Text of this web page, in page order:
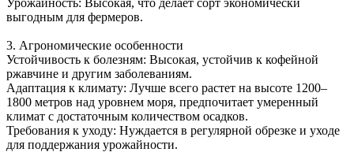
выгодным для фермеров.
3. Агрономические особенности
Устойчивость к болезням: Высокая, устойчив к кофейной
ржавчине и другим заболеваниям.
Адаптация к климату: Лучше всего растет на высоте 1200–
1800 метров над уровнем моря, предпочитает умеренный
климат с достаточным количеством осадков.
Требования к уходу: Нуждается в регулярной обрезке и уходе
для поддержания урожайности.